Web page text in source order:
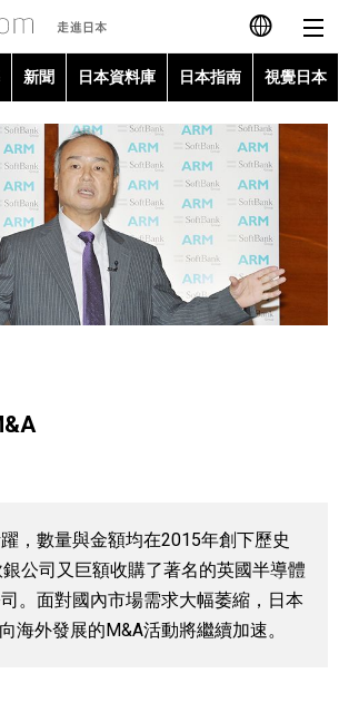
日本語
English
简体字
Français
Español
新聞 日本資料庫 日本指南 視覺日本
，數量與金額均在2015年創下歷史
公司又巨額收購了著名的英國半導體
。面對國內市場需求大幅萎縮，日本
海外發展的M&A活動將繼續加速。